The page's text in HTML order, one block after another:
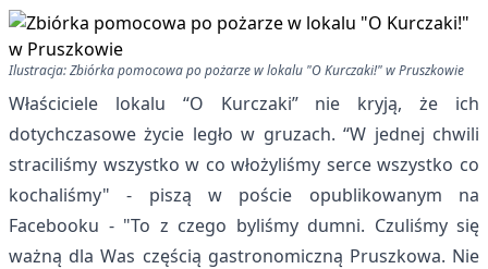
Ilustracja: Zbiórka pomocowa po pożarze w lokalu "O Kurczaki!" w Pruszkowie
Właściciele lokalu “O Kurczaki” nie kryją, że ich
dotychczasowe życie legło w gruzach. “W jednej chwili
straciliśmy wszystko w co włożyliśmy serce wszystko co
kochaliśmy" - piszą w poście opublikowanym na
Facebooku - "To z czego byliśmy dumni. Czuliśmy się
ważną dla Was częścią gastronomiczną Pruszkowa. Nie